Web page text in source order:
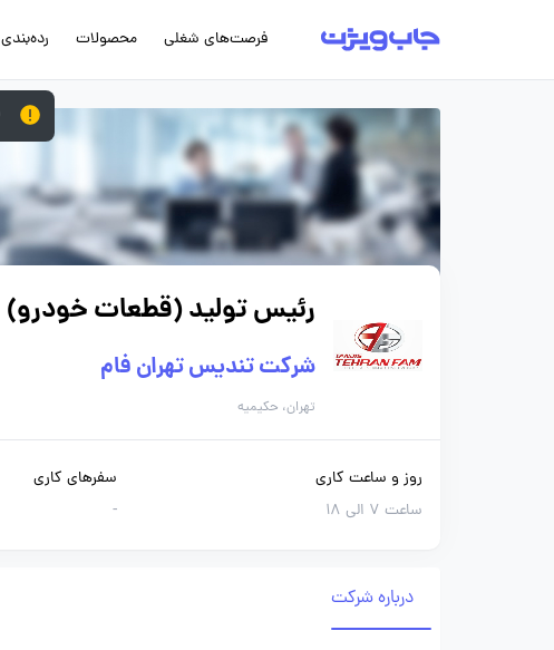
فرصت‌های شغلی محصولات
رئیس تولید (قطعات خودرو)
شرکت تندیس تهران فام
تهران، حکیمیه
روز و ساعت کاری
ساعت 7 الی 18
سفرهای کاری
-
درباره شرکت